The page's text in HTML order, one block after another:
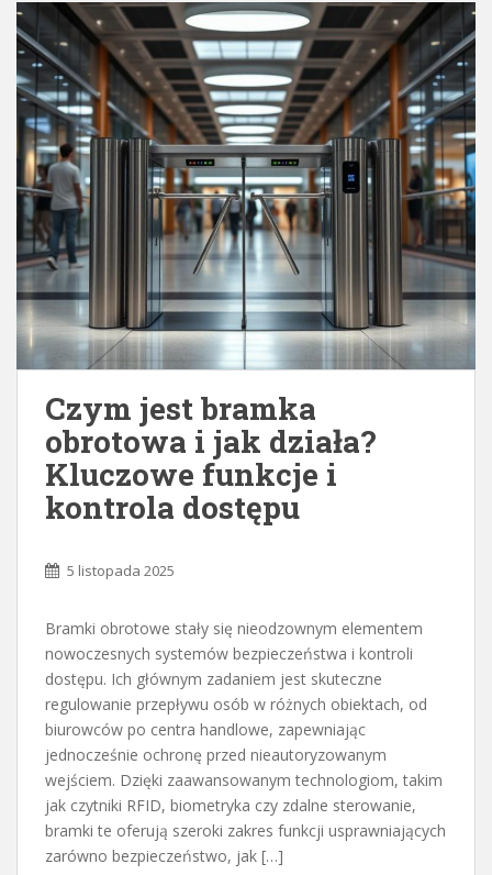
Czym jest bramka
obrotowa i jak działa?
Kluczowe funkcje i
kontrola dostępu
5 listopada 2025
Bramki obrotowe stały się nieodzownym elementem
nowoczesnych systemów bezpieczeństwa i kontroli
dostępu. Ich głównym zadaniem jest skuteczne
regulowanie przepływu osób w różnych obiektach, od
biurowców po centra handlowe, zapewniając
jednocześnie ochronę przed nieautoryzowanym
wejściem. Dzięki zaawansowanym technologiom, takim
jak czytniki RFID, biometryka czy zdalne sterowanie,
bramki te oferują szeroki zakres funkcji usprawniających
zarówno bezpieczeństwo, jak […]